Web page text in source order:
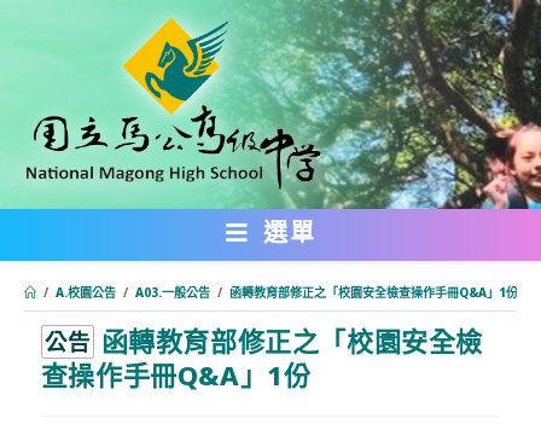
內
選單
/ A.校園公告 / A03.一般公告 / 函轉教育部修正之「校園安全檢查操作手冊Q&A」1份
公告 函轉教育部修正之「校園安全檢
查操作手冊Q&A」1份